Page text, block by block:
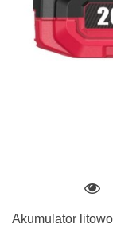
Akumulator